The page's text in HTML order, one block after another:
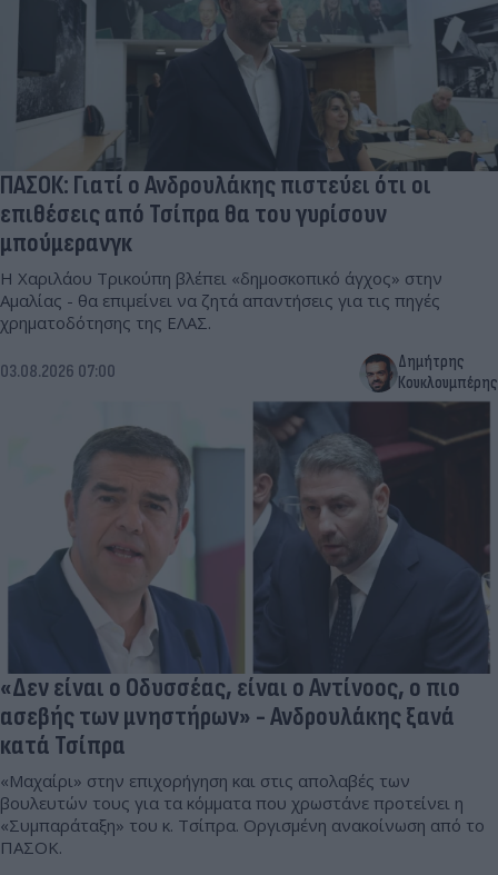
ΠΑΣΟΚ: Γιατί ο Ανδρουλάκης πιστεύει ότι οι
επιθέσεις από Τσίπρα θα του γυρίσουν
μπούμερανγκ
Η Χαριλάου Τρικούπη βλέπει «δημοσκοπικό άγχος» στην
Αμαλίας - θα επιμείνει να ζητά απαντήσεις για τις πηγές
χρηματοδότησης της ΕΛΑΣ.
03.08.2026 07:00
Δημήτρης
Κουκλουμπέρης
«Δεν είναι ο Οδυσσέας, είναι ο Αντίνοος, ο πιο
ασεβής των μνηστήρων» - Ανδρουλάκης ξανά
κατά Τσίπρα
«Μαχαίρι» στην επιχορήγηση και στις απολαβές των
βουλευτών τους για τα κόμματα που χρωστάνε προτείνει η
«Συμπαράταξη» του κ. Τσίπρα. Οργισμένη ανακοίνωση από το
ΠΑΣΟΚ.